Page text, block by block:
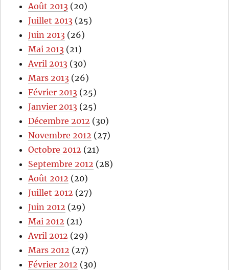
Août 2013 (20)
Juillet 2013 (25)
Juin 2013 (26)
Mai 2013 (21)
Avril 2013 (30)
Mars 2013 (26)
Février 2013 (25)
Janvier 2013 (25)
Décembre 2012 (30)
Novembre 2012 (27)
Octobre 2012 (21)
Septembre 2012 (28)
Août 2012 (20)
Juillet 2012 (27)
Juin 2012 (29)
Mai 2012 (21)
Avril 2012 (29)
Mars 2012 (27)
Février 2012 (30)